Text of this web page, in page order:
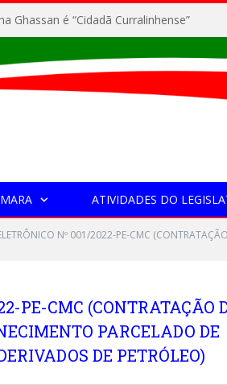
Ghassan é “Cidadã Curralinhense”
ATIVIDADES DO
Nº 001/2022-PE-CMC
PE-CMC (CONTRATAÇÃO
PARCELADO DE
DE PETRÓLEO)